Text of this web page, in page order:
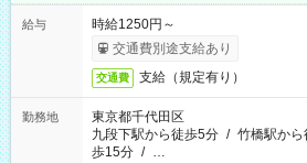
給与
時給1250円～
交通費別途支給あり
交通費 支給（規定有り）
勤務地
東京都千代田区
九段下駅から徒歩5分 / 竹橋駅か
歩15分 / …